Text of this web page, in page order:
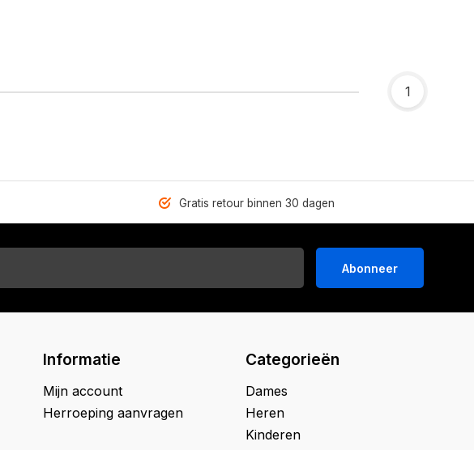
1
Gratis retour binnen 30 dagen
Abonneer
Informatie
Mijn account
Herroeping aanvragen
Categorieën
Dames
Heren
Kinderen